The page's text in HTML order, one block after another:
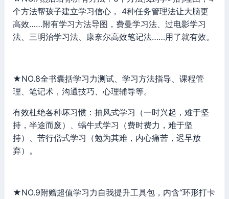
个方法帮孩子建立学习信心， 4种任务管理法让大脑更
高效……附有学习方法导图，费曼学习法、过电影学习
法、三明治学习法、康奈尔高效笔记法……用了就有效。
★NO.8全书囊括学习力测试、学习方法指导、课程管
理、笔记术，沟通技巧、心理辅导等。
有效杜绝各种坏习惯：抽风式学习（一时兴起，难于坚
持，半途而废）、蜗牛式学习（费时费力，难于坚
持）、苦行僧式学习（勉为其难，内心痛苦，迟早放
弃）。
★NO.9附赠超值学习力自我提升工具包，内含“环形打卡